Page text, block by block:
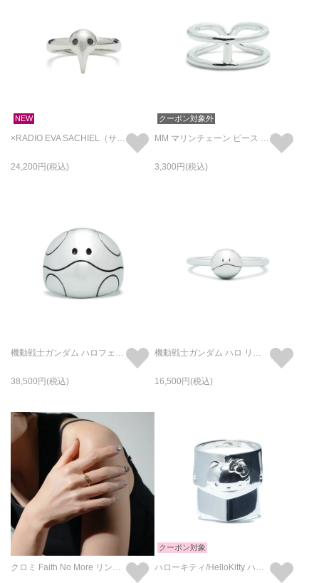
NEW
×RADIO EVA SACHIEL（サキエル） フェイス リング/指輪
24,200
クーポン対象外
MM マリンチェーン ピース リング/指輪
3,300
機動戦士ガンダム ハロフェイス リング/指輪
38,500
機動戦士ガンダム ハロ リング/指輪
16,500
クロミ Faith No More リング - K10イエローゴールド
クーポン対象
ハローキティ/HelloKitty ハーフアーマーリング / 指輪